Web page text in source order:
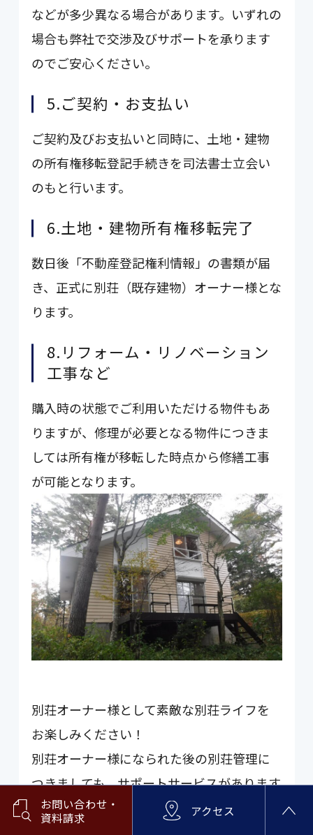
などが多少異なる場合があります。いずれの
場合も弊社で交渉及びサポートを承ります
のでご安心ください。
5.ご契約・お支払い
ご契約及びお支払いと同時に、土地・建物
の所有権移転登記手続きを司法書士立会い
のもと行います。
6.土地・建物所有権移転完了
数日後「不動産登記権利情報」の書類が届
き、正式に別荘（既存建物）オーナー様とな
ります。
8.リフォーム・リノベーション
工事など
購入時の状態でご利用いただける物件もあ
りますが、修理が必要となる物件につきま
しては所有権が移転した時点から修繕工事
が可能となります。
別荘オーナー様として素敵な別荘ライフを
お楽しみください！
別荘オーナー様になられた後の別荘管理に
つきましても、サポートサービスがあります
のでご活用ください。
お問い合わせ・
資料請求
アクセス